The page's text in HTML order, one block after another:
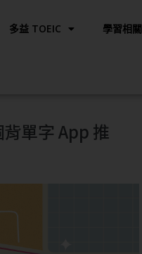
多益 TOEIC 學習相關
單字 App 推